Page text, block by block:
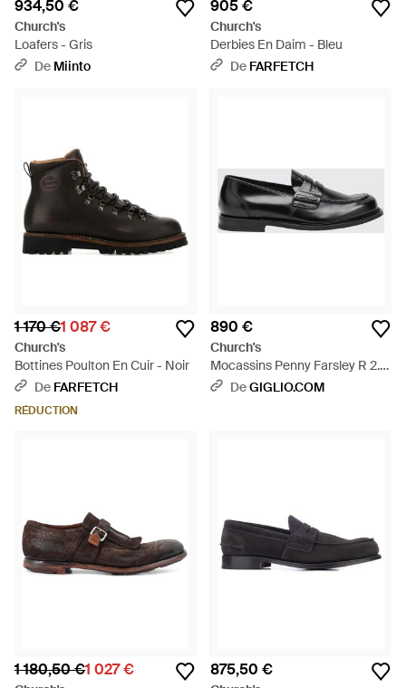
934,50 €
Church's
Loafers - Gris
De Miinto
905 €
Church's
Derbies En Daim - Bleu
De FARFETCH
1 170 €1 087 €
Church's
Bottines Poulton En Cuir - Noir
De FARFETCH
RÉDUCTION
890 €
Church's
Mocassins Penny Farsley R 2.0
En Cuir Brossé Avec Bout Rond
DeGIGLIO.COM
1 180,50 €1 027 € 875,50 €